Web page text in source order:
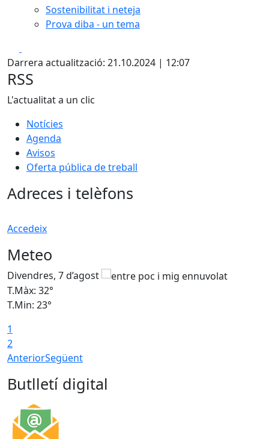
Sostenibilitat i neteja
Prova diba - un tema
Darrera actualització: 21.10.2024 | 12:07
RSS
L'actualitat a un clic
Notícies
Agenda
Avisos
Oferta pública de treball
Adreces i telèfons
Accedeix
Meteo
Divendres, 7 d’agost
T.Màx: 32°
T.Min: 23°
1
2
AnteriorSegüent
Butlletí digital